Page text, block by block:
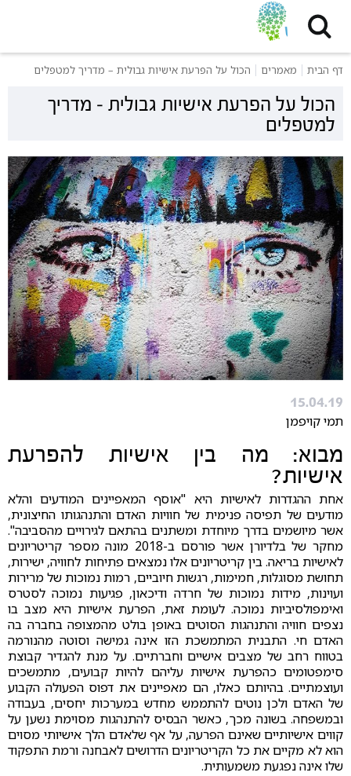
דף הבית מאמרים הכול על הפרעת אישיות גבולית – מדריך למטפלים
הכול על הפרעת אישיות גבולית – מדריך
למטפלים
15.04.19
תמי קויפמן
מבוא: מה בין אישיות להפרעת
אישיות?
אחת ההגדרות לאישיות היא "אוסף המאפיינים המודעים והלא
מודעים של תפיסה פנימית של חוויות האדם והתנהגותו החיצונית,
אשר מיושמים בדרך מיוחדת ומשתנים בהתאם לגירויים מהסביבה".
מחקר של בלדיורן אשר פורסם ב-2018 מונה מספר קריטריונים
לאישיות בריאה. בין קריטריונים אלו נמצאים פתיחות לחוויה, ישירות,
תחושת מסוגלות, חמימות, רגשות חיוביים, רמות נמוכות של מרירות
ועוינות, מידות נמוכות של חרדה ודיכאון, פגיעות נמוכה לסטרס
ואימפולסיביות נמוכה. לעומת זאת, הפרעת אישיות היא מצב בו
נצפים חוויה והתנהגות הסוטים באופן בולט מהמצופה בחברה בה
האדם חי. התבנית המתמשכת הזו אינה גמישה וסוטה מהנורמה
בטווח רחב של מצבים אישיים וחברתיים. על מנת להגדיר קבוצת
סימפטומים כהפרעת אישיות עליהם להיות קבועים, מתמשכים
ועוצמתיים. בהיותם כאלו, הם מאפיינים את דפוס הפעולה הקבוע
של האדם ולכן נוטים להתממש מחדש במערכות יחסים, בעבודה
ובמשפחה. בשונה מכך, כאשר הבסיס להתנהגות מסוימת נשען על
קווים אישיותיים שאינם הפרעה, על אף שלאדם הלך אישיותי מסוים
הוא לא מקיים את כל הקריטריונים הדרושים לאבחנה ורמת התפקוד
שלו אינה נפגעת משמעותית.